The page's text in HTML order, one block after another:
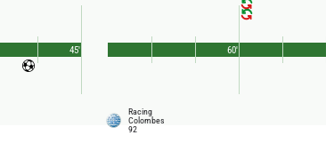
45'
Racing
Colombes
92
60'